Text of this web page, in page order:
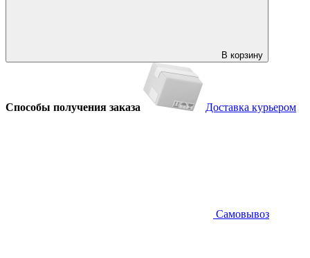
В корзину
Способы получения заказа Доставка курьером
Самовывоз